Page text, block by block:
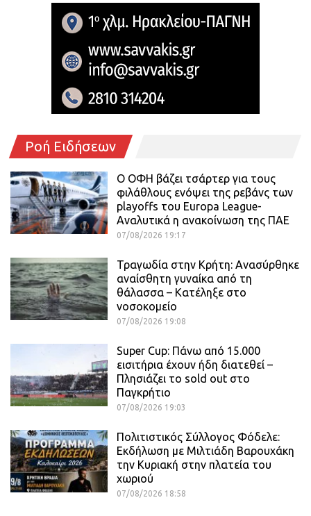
Ροή Ειδήσεων
Ο ΟΦΗ βάζει τσάρτερ για τους
φιλάθλους ενόψει της ρεβάνς των
playoffs του Europa League-
Αναλυτικά η ανακοίνωση της ΠΑΕ
07/08/2026 19:17
Τραγωδία στην Κρήτη: Ανασύρθηκε
αναίσθητη γυναίκα από τη
θάλασσα – Κατέληξε στο
νοσοκομείο
07/08/2026 19:08
Super Cup: Πάνω από 15.000
εισιτήρια έχουν ήδη διατεθεί –
Πλησιάζει το sold out στο
Παγκρήτιο
07/08/2026 19:03
Πολιτιστικός Σύλλογος Φόδελε:
Εκδήλωση με Μιλτιάδη Βαρουχάκη
την Κυριακή στην πλατεία του
χωριού
07/08/2026 18:58